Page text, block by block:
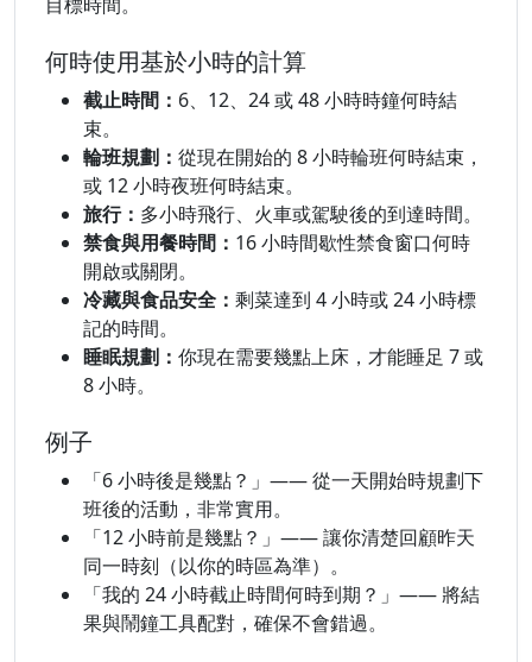
何時使用基於小時的計算
截止時間： 6、12、24 或 48 小時時鐘何時結
束。
輪班規劃： 從現在開始的 8 小時輪班何時結束，
或 12 小時夜班何時結束。
旅行： 多小時飛行、火車或駕駛後的到達時間。
禁食與用餐時間： 16 小時間歇性禁食窗口何時
開啟或關閉。
冷藏與食品安全： 剩菜達到 4 小時或 24 小時標
記的時間。
睡眠規劃： 你現在需要幾點上床，才能睡足 7 或
8 小時。
例子
「6 小時後是幾點？」—— 從一天開始時規劃下
班後的活動，非常實用。
「12 小時前是幾點？」—— 讓你清楚回顧昨天
同一時刻（以你的時區為準）。
「我的 24 小時截止時間何時到期？」—— 將結
果與鬧鐘工具配對，確保不會錯過。